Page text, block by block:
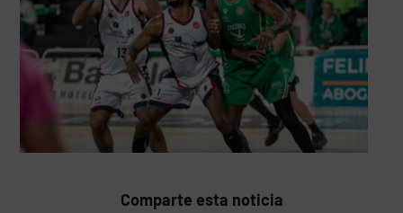
Comparte esta noticia